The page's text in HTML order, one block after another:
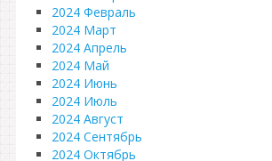
2024 Февраль
2024 Март
2024 Апрель
2024 Май
2024 Июнь
2024 Июль
2024 Август
2024 Сентябрь
2024 Октябрь